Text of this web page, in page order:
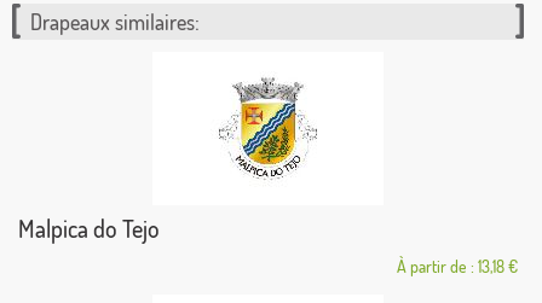
Drapeaux similaires:
Malpica do Tejo
À partir de : 13,18 €